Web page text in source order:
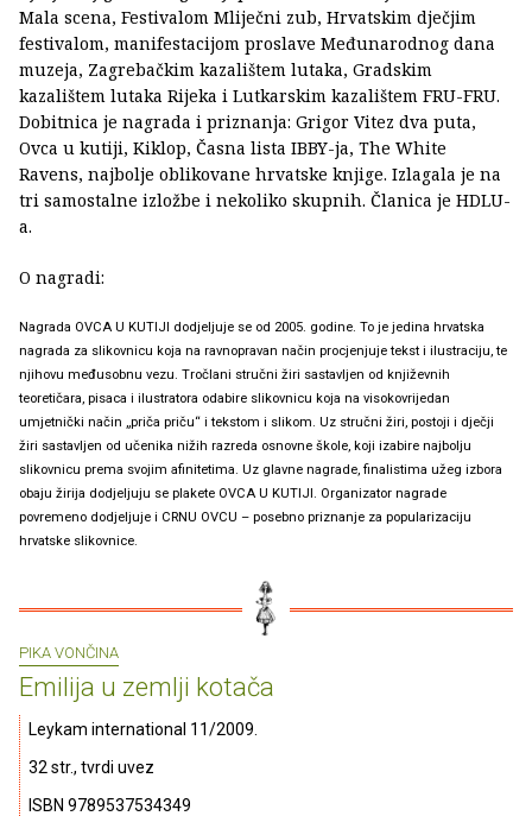
Mala scena, Festivalom Mliječni zub, Hrvatskim dječjim
festivalom, manifestacijom proslave Međunarodnog dana
muzeja, Zagrebačkim kazalištem lutaka, Gradskim
kazalištem lutaka Rijeka i Lutkarskim kazalištem FRU-FRU.
Dobitnica je nagrada i priznanja: Grigor Vitez dva puta,
Ovca u kutiji, Kiklop, Časna lista IBBY-ja, The White
Ravens, najbolje oblikovane hrvatske knjige. Izlagala je na
tri samostalne izložbe i nekoliko skupnih. Članica je HDLU-
a.
O nagradi:
Nagrada OVCA U KUTIJI dodjeljuje se od 2005. godine. To je jedina hrvatska
nagrada za slikovnicu koja na ravnopravan način procjenjuje tekst i ilustraciju, te
njihovu međusobnu vezu. Tročlani stručni žiri sastavljen od književnih
teoretičara, pisaca i ilustratora odabire slikovnicu koja na visokovrijedan
umjetnički način „priča priču“ i tekstom i slikom. Uz stručni žiri, postoji i dječji
žiri sastavljen od učenika nižih razreda osnovne škole, koji izabire najbolju
slikovnicu prema svojim afinitetima. Uz glavne nagrade, finalistima užeg izbora
obaju žirija dodjeljuju se plakete OVCA U KUTIJI. Organizator nagrade
povremeno dodjeljuje i CRNU OVCU – posebno priznanje za popularizaciju
hrvatske slikovnice.
PIKA VONČINA
Emilija u zemlji kotača
Leykam international 11/2009.
32 str., tvrdi uvez
ISBN 9789537534349